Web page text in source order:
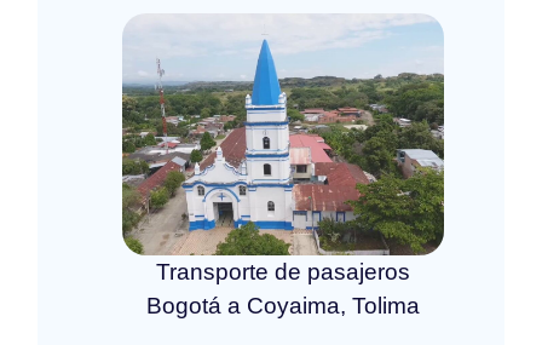
Transporte de pasajeros
Bogotá a Coyaima, Tolima